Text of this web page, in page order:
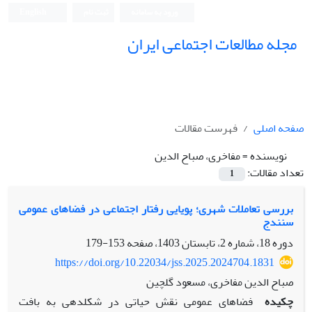
مجله مطالعات اجتماعی ایران
صفحه اصلی
فهرست مقالات
نویسنده =مفاخری، صباح الدین
تعداد مقالات:
1
بررسی تعاملات شهری؛ پویایی رفتار اجتماعی در فضاهای عمومی
سنندج
دوره 18، شماره 2، تابستان 1403، صفحه
153-179
https://doi.org/10.22034/jss.2025.2024704.1831
صباح الدین مفاخری، مسعود گلچین
چکیده فضاهای عمومی نقش حیاتی در شکل­دهی به بافت